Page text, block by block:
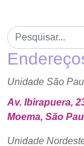
Unidade São
Av. Ibirapuera,
Moema, São
Unidade